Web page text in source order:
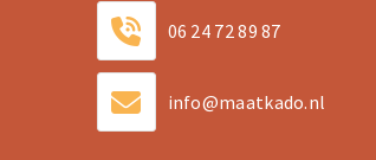
06 24 72 89 87
info@maatkado.nl